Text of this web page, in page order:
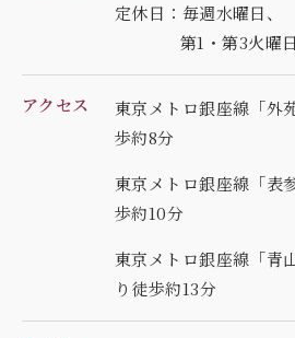
定休日：毎週水曜日、
第1・第3火曜日
アクセス
東京メトロ銀座線「外
歩約8分
東京メトロ銀座線「表
歩約10分
東京メトロ銀座線「青
り徒歩約13分